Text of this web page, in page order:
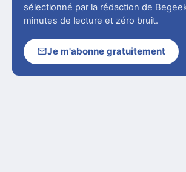
sélectionné par la rédaction de
minutes de lecture et zéro bruit.
Je m'abonne gratuitement